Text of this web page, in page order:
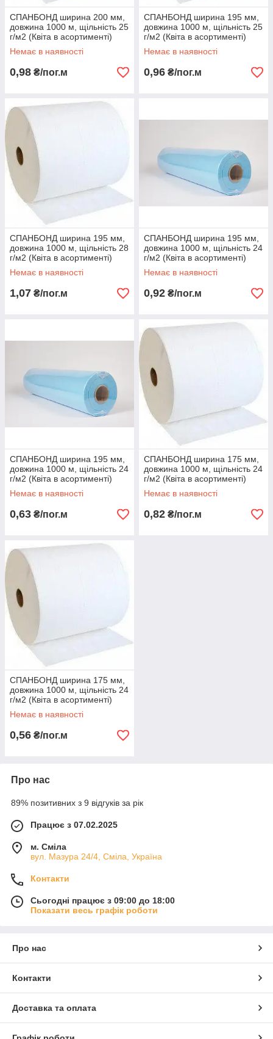
СПАНБОНД ширина 200 мм,
довжина 1000 м, щільність 25
г/м2 (Квіта в асортименті)
Немає в наявності
0,98 ₴/пог.м
СПАНБОНД ширина 195 мм,
довжина 1000 м, щільність 25
г/м2 (Квіта в асортименті)
Немає в наявності
0,96 ₴/пог.м
СПАНБОНД ширина 195 мм,
довжина 1000 м, щільність 28
г/м2 (Квіта в асортименті)
Немає в наявності
1,07 ₴/пог.м
СПАНБОНД ширина 195 мм,
довжина 1000 м, щільність 24
г/м2 (Квіта в асортименті)
Немає в наявності
0,92 ₴/пог.м
СПАНБОНД ширина 195 мм,
довжина 1000 м, щільність 24
г/м2 (Квіта в асортименті)
Немає в наявності
0,63 ₴/пог.м
СПАНБОНД ширина 175 мм,
довжина 1000 м, щільність 24
г/м2 (Квіта в асортименті)
Немає в наявності
0,82 ₴/пог.м
СПАНБОНД ширина 175 мм,
довжина 1000 м, щільність 24
г/м2 (Квіта в асортименті)
Немає в наявності
0,56 ₴/пог.м
Про нас
89% позитивних з 9 відгуків за рік
Працює з 07.02.2025
м. Сміла
вул. Мазура 24/4, Сміла, Україна
Контакти
Сьогодні працює з 09:00 до 18:00
Показати весь графік роботи
Про нас
Контакти
Доставка та оплата